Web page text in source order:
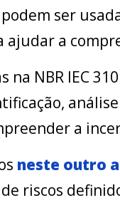
ser
ajudar a
na NBR IEC
a
neste outro
riscos